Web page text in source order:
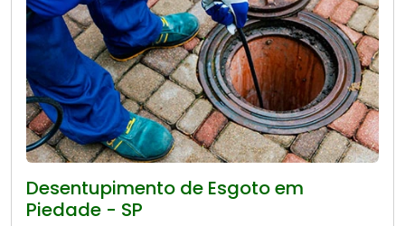
Desentupimento de Esgoto em
Piedade - SP